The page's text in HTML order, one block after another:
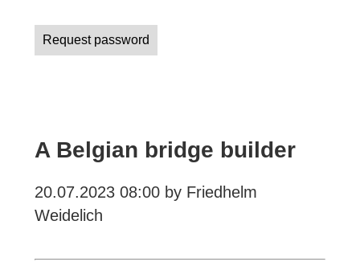
Request password
A Belgian bridge builder
20.07.2023 08:00by Friedhelm
Weidelich